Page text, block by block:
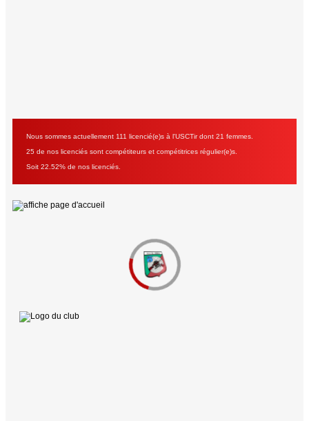
Nous sommes actuellement 111 licencié(e)s à l'USCTir dont 21 femmes.
25 de nos licenciés sont compétiteurs et compétitrices régulier(e)s.
Soit 22.52% de nos licenciés.